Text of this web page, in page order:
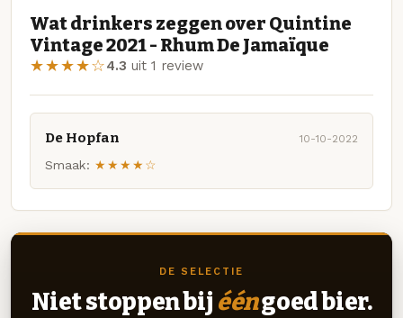
Wat drinkers zeggen over Quintine
Vintage 2021 - Rhum De Jamaïque
★★★★☆4.3 uit 1 review
De Hopfan 10-10-2022
Smaak: ★★★★☆
DE SELECTIE
Niet stoppen bij ééngoed bier.